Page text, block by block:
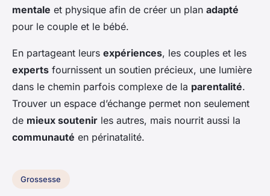
mentale et physique afin de créer un plan adapté
pour le couple et le bébé.
En partageant leurs expériences, les couples et les
experts fournissent un soutien précieux, une lumière
dans le chemin parfois complexe de la parentalité.
Trouver un espace d’échange permet non seulement
de mieux soutenir les autres, mais nourrit aussi la
communauté en périnatalité.
Grossesse